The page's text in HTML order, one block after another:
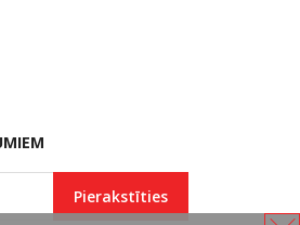
Pierakstīties